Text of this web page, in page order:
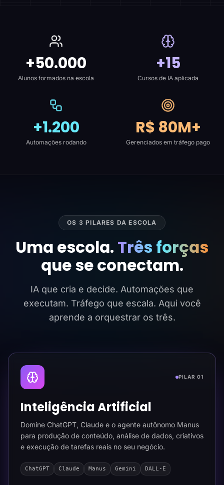
+50.000
Alunos formados na escola
+15
Cursos de IA aplicada
+1.200
Automações rodando
R$ 80M+
Gerenciados em tráfego pago
OS 3 PILARES DA ESCOLA
Uma escola. Três forças
que se conectam.
IA que cria e decide. Automações que
executam. Tráfego que escala. Aqui você
aprende a orquestrar os três.
PILAR 01
Inteligência Artificial
Domine ChatGPT, Claude e o agente autônomo Manus
para produção de conteúdo, análise de dados, criativos
e execução de tarefas reais no seu negócio.
ChatGPT Claude Manus Gemini DALL-E